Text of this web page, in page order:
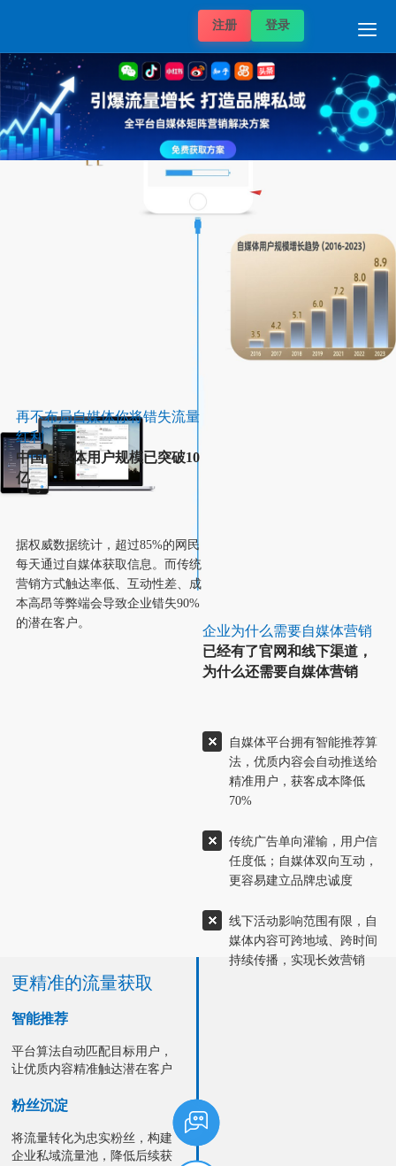

首页
推广项目
发稿案例
推广案例
新闻动态
帮助中心
关于我们
媒体价格
自媒体价格
注册 登录
再不布局自媒体你将错失流量
红利
中国自媒体用户规模已突破10
亿
据权威数据统计，超过85%的网民
每天通过自媒体获取信息。而传统
营销方式触达率低、互动性差、成
本高昂等弊端会导致企业错失90%
的潜在客户。
企业为什么需要自媒体营销
已经有了官网和线下渠道，
为什么还需要自媒体营销
自媒体平台拥有智能推荐算
法，优质内容会自动推送给
精准用户，获客成本降低
70%
传统广告单向灌输，用户信
任度低；自媒体双向互动，
更容易建立品牌忠诚度
线下活动影响范围有限，自
媒体内容可跨地域、跨时间
持续传播，实现长效营销
更精准的流量获取
智能推荐
平台算法自动匹配目标用户，
让优质内容精准触达潜在客户
粉丝沉淀
将流量转化为忠实粉丝，构建
企业私域流量池，降低后续获